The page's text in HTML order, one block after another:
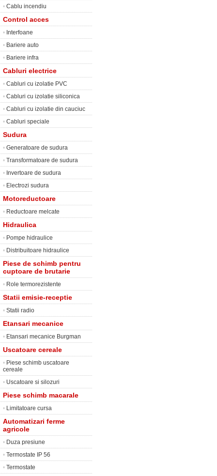
• Cablu incendiu
Control acces
• Interfoane
• Bariere auto
• Bariere infra
Cabluri electrice
• Cabluri cu izolatie PVC
• Cabluri cu izolatie siliconica
• Cabluri cu izolatie din cauciuc
• Cabluri speciale
Sudura
• Generatoare de sudura
• Transformatoare de sudura
• Invertoare de sudura
• Electrozi sudura
Motoreductoare
• Reductoare melcate
Hidraulica
• Pompe hidraulice
• Distribuitoare hidraulice
Piese de schimb pentru
cuptoare de brutarie
• Role termorezistente
Statii emisie-receptie
• Statii radio
Etansari mecanice
• Etansari mecanice Burgman
Uscatoare cereale
• Piese schimb uscatoare
cereale
• Uscatoare si silozuri
Piese schimb macarale
• Limitatoare cursa
Automatizari ferme
agricole
• Duza presiune
• Termostate IP 56
• Termostate